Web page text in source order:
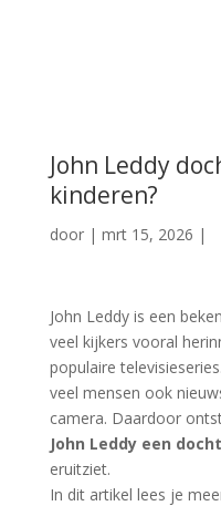
John Leddy
kinderen?
door | mrt 15, 2026 |
John Leddy is een
veel kijkers vooral
populaire
veel mensen ook
camera. Daardoor
John Leddy een
eruitziet.
In dit artikel lees je